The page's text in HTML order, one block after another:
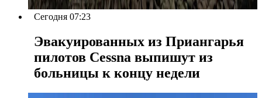
Сегодня 07:23
Эвакуированных из Приангарья
пилотов Cessna выпишут из
больницы к концу недели